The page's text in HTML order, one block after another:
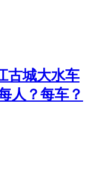
古城大水车
人？每车？